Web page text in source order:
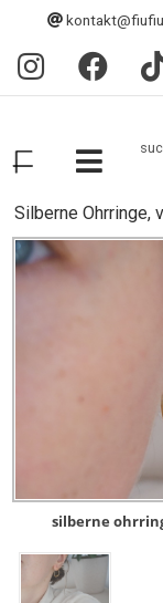
Silberne Ohrringe,
silberne